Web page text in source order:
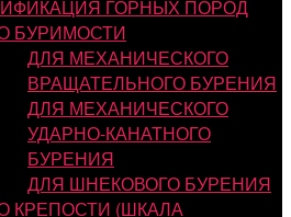
ГОРНЫХ ПОРОД
БУРИМОСТИ
ДЛЯ МЕХАНИЧЕСКОГО
ВРАЩАТЕЛЬНОГО БУРЕНИЯ
ДЛЯ МЕХАНИЧЕСКОГО
УДАРНО-КАНАТНОГО
БУРЕНИЯ
ДЛЯ ШНЕКОВОГО БУРЕНИЯ
КРЕПОСТИ (ШКАЛА